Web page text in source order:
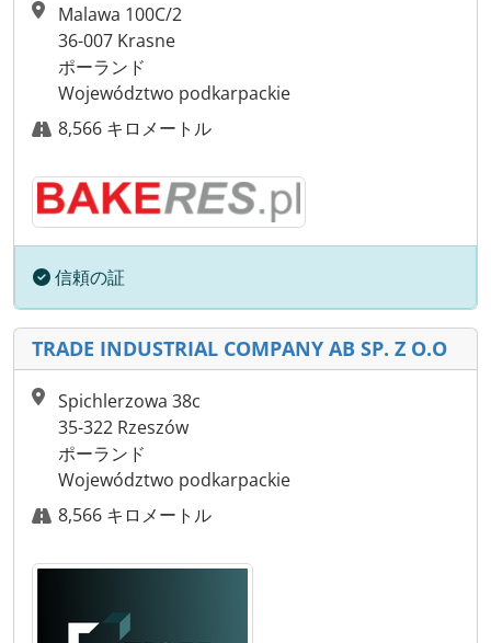
Malawa 100C/2
36-007 Krasne
ポーランド
Województwo podkarpackie
8,566 キロメートル
信頼の証
TRADE INDUSTRIAL COMPANY AB SP. Z O.O
Spichlerzowa 38c
35-322 Rzeszów
ポーランド
Województwo podkarpackie
8,566 キロメートル